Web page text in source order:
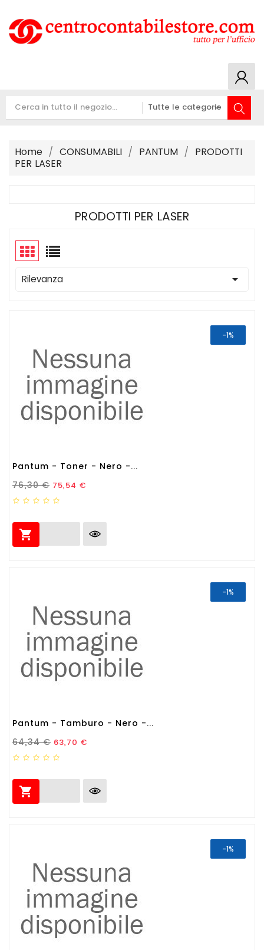
Home CONSUMABILI PANTUM
PRODOTTI
PER LASER
PRODOTTI PER LASER
Rilevanza 
-1%
Pantum - Toner - Nero -...
Prezzo Standard
76,30 € Prezzo
75,54 €

-1%
Pantum - Tamburo - Nero -...
Prezzo Standard
64,34 € Prezzo
63,70 €

-1%